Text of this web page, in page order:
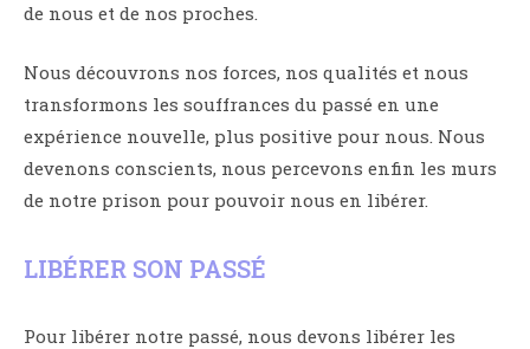
de nous et de nos proches.
Nous découvrons nos forces, nos qualités et nous
transformons les souffrances du passé en une
expérience nouvelle, plus positive pour nous. Nous
devenons conscients, nous percevons enfin les murs
de notre prison pour pouvoir nous en libérer.
LIBÉRER SON PASSÉ
Pour libérer notre passé, nous devons libérer les